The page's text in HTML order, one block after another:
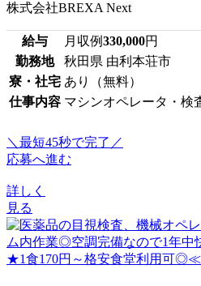
株式会社BREXA Next
給与 月収例330,000円
勤務地
秋田県 由利本荘市
寮・社宅 あり（無料）
仕事内容 マシンオペレータ・検
＼最短45秒で完了／
応募へ進む
詳しく
見る